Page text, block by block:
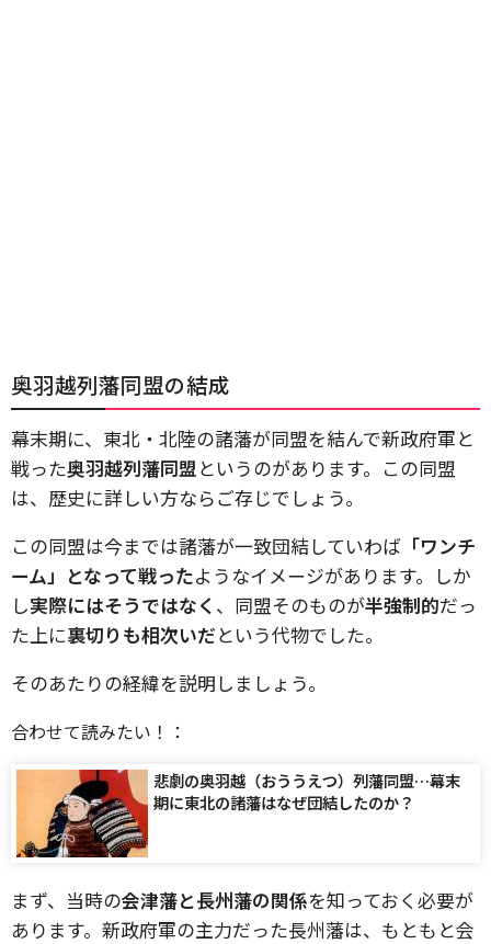
奥羽越列藩同盟の結成
幕末期に、東北・北陸の諸藩が同盟を結んで新政府軍と
戦った奥羽越列藩同盟というのがあります。この同盟
は、歴史に詳しい方ならご存じでしょう。
この同盟は今までは諸藩が一致団結していわば 「ワンチ
ーム」となって戦ったようなイメージがあります。しか
し実際にはそうではなく 、同盟そのものが半強制的だっ
た上に裏切りも相次いだという代物でした。
そのあたりの経緯を説明しましょう。
合わせて読みたい！：
悲劇の奥羽越（おううえつ）列藩同盟…幕末
期に東北の諸藩はなぜ団結したのか？
まず、当時の会津藩と長州藩の関係を知っておく必要が
あります。新政府軍の主力だった長州藩は、もともと会